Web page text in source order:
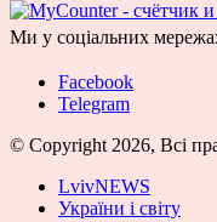
Ми у соціальних
Facebook
Telegram
© Copyright 2026, Всі
LvivNEWS
України і світу